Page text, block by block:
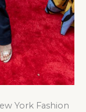
York Fashion